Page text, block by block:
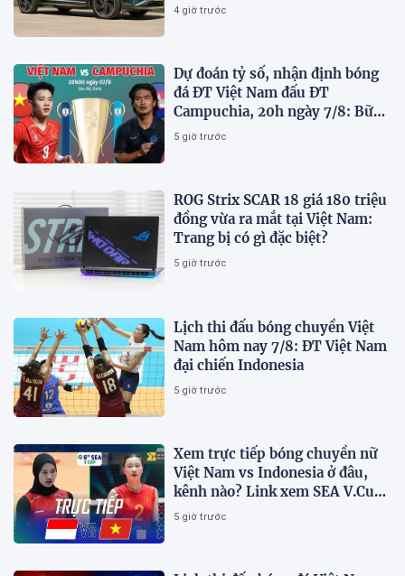
4 giờ trước
Dự đoán tỷ số, nhận định bóng
đá ĐT Việt Nam đấu ĐT
Campuchia, 20h ngày 7/8: Bữa
tiệc bàn thắng tại Mỹ Đình
5 giờ trước
ROG Strix SCAR 18 giá 180 triệu
đồng vừa ra mắt tại Việt Nam:
Trang bị có gì đặc biệt?
5 giờ trước
Lịch thi đấu bóng chuyền Việt
Nam hôm nay 7/8: ĐT Việt Nam
đại chiến Indonesia
5 giờ trước
Xem trực tiếp bóng chuyền nữ
Việt Nam vs Indonesia ở đâu,
kênh nào? Link xem SEA V.Cup
2026 mới nhất
5 giờ trước